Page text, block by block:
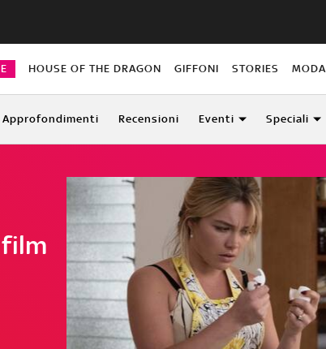
HOUSE OF THE DRAGON GIFFONI STORIES MODA
Approfondimenti Recensioni Eventi Speciali